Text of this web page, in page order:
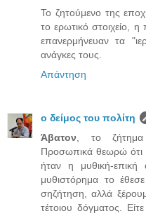
To ζητούμενο της
το ερωτικό στοιχείο,
επανερμήνευαν τα
ανάγκες τους.
Απάντηση
ο δείμος του πολίτη
Άβατον , το ζήτημα
Προσωπικά θεωρώ ότι
ήταν η μυθική-επική
μυθιστόρημα το
σηζήτηση, αλλά
τέτοιου δόγματος.